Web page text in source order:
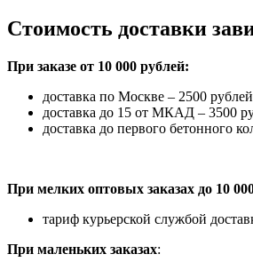
Стоимость доставки
При заказе от 10 000 рублей:
доставка по Москве – 2500
доставка до 15 от МКАД – 3500
доставка до первого бетонного
При мелких оптовых заказах до 10
тариф курьерской службой
При маленьких заказах: